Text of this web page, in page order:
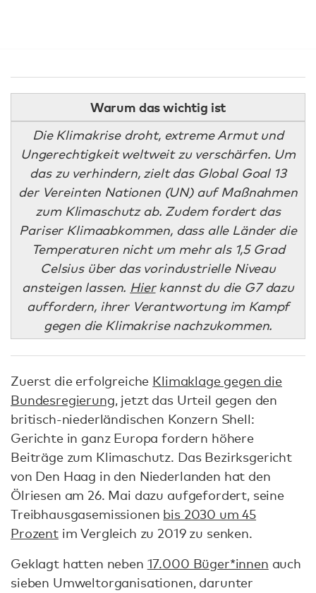
Warum das wichtig ist
Die Klimakrise droht, extreme Armut und
Ungerechtigkeit weltweit zu verschärfen. Um
das zu verhindern, zielt das Global Goal 13
der Vereinten Nationen (UN) auf Maßnahmen
zum Klimaschutz ab. Zudem fordert das
Pariser Klimaabkommen, dass alle Länder die
Temperaturen nicht um mehr als 1,5 Grad
Celsius über das vorindustrielle Niveau
ansteigen lassen. Hierkannst du die G7 dazu
auffordern, ihrer Verantwortung im Kampf
gegen die Klimakrise nachzukommen.
Zuerst die erfolgreiche Klimaklage gegen die
Bundesregierung, jetzt das Urteil gegen den
britisch-niederländischen Konzern Shell:
Gerichte in ganz Europa fordern höhere
Beiträge zum Klimaschutz. Das Bezirksgericht
von Den Haag in den Niederlanden hat den
Ölriesen am 26. Mai dazu aufgefordert, seine
Treibhausgasemissionen bis 2030 um 45
Prozentim Vergleich zu 2019 zu senken.
Geklagt hatten neben 17.000 Büger*innen auch
sieben Umweltorganisationen, darunter